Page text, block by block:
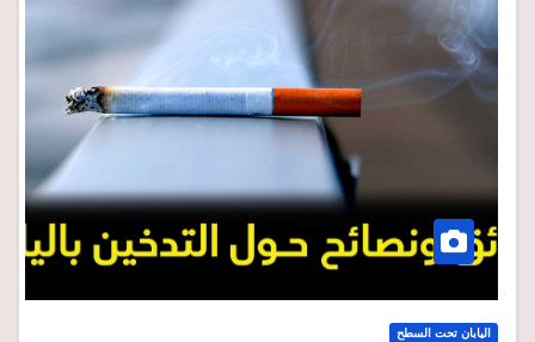
اليابان تحت السطح